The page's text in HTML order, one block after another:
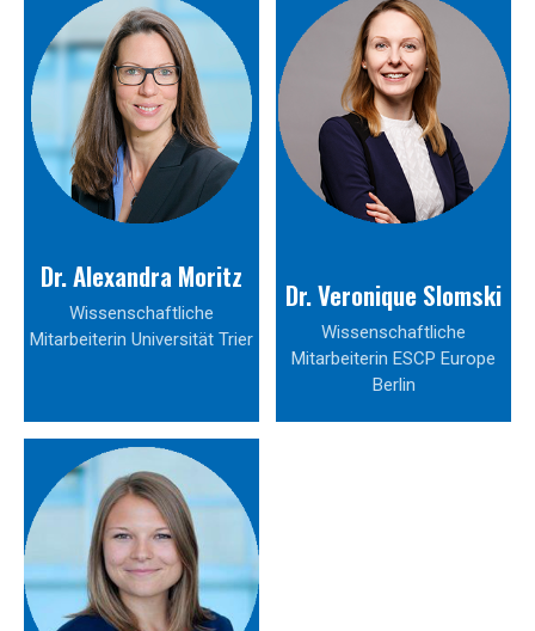
Dr. Alexandra Moritz
Wissenschaftliche
Mitarbeiterin Universität Trier
Dr. Veronique Slomski
Wissenschaftliche
Mitarbeiterin ESCP Europe
Berlin